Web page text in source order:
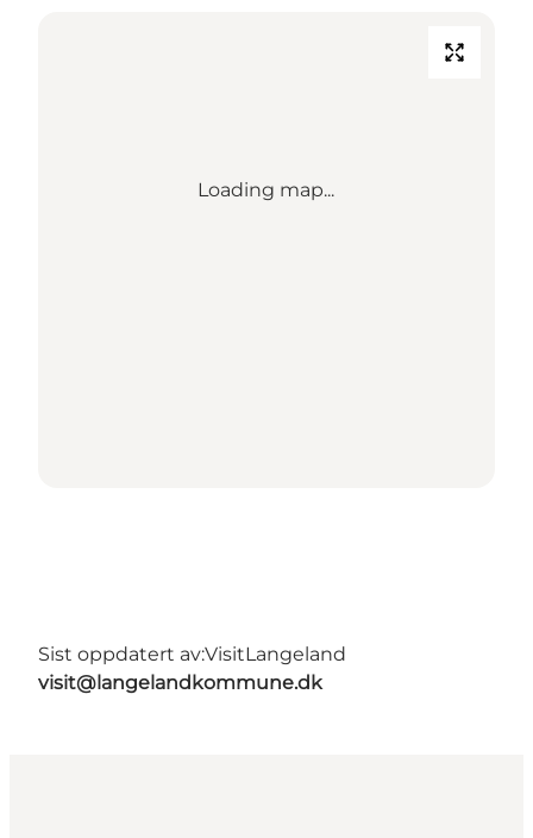
Loading map...
Sist oppdatert av:VisitLangeland
visit@langelandkommune.dk